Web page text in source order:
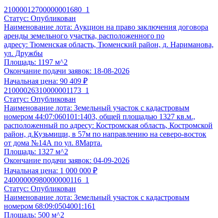
Экспертиза заявки
По 44-ФЗ, 223-ФЗ, 178-ФЗ, 127-ФЗ, 229-ФЗ, коммерческая
12 900 ₽
Корректность оформления всех требуемых документов;
Полнота заполнения сведений в формах;
Контроль предоставления всех необходимых документов;
Соответствие Вашей заявки квалификационным и
Готовность:48 часовс момента обращения.
Выбрать услугу
Подготовка заявки
По 44-ФЗ, 178-ФЗ, 127-ФЗ, 229-ФЗ, коммерческая
11 900 ₽
Анализ документации по торгам по реализации
соответствии с ФЗ №178-ФЗ, 26-ПП, 570-ПП, 769-ПП и
Формирование списка документов, необходимых для
Подготовка заявки в течение
Клиентом;
21000012700000001680_1
Статус: Опубликован
Наименование лота: Аукцион на право заключения договора
аренды земельного участка, расположенного по
адресу: Тюменская область, Тюменский район, д. Нариманова,
ул. Дружбы
Площадь: 1197 м^2
Окончание подачи заявок: 18-08-2026
Начальная цена: 90 409 ₽
21000026310000001173_1
Статус: Опубликован
Наименование лота: Земельный участок с кадастровым
номером 44:07:060101:1403, общей площадью 1327 кв.м.,
расположенный по адресу: Костромская область, Костромской
район, д.Кузьмищи, в 57м по направлению на северо-восток
от дома №14А по ул. 8Марта.
Площадь: 1327 м^2
Окончание подачи заявок: 04-09-2026
Начальная цена: 1 000 000 ₽
24000000980000000116_1
Статус: Опубликован
Наименование лота: Земельный участок с кадастровым
номером 68:09:0504001:161
Площадь: 500 м^2